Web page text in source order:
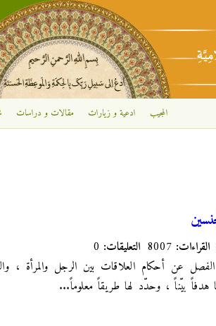
تجاوز إلى المحتوى الرئيسي
المجيب ادعية و زيارات مقالات و دراسات
القراءات: التعليقات:
عن أحكام العلاقات بين الرجل والمرأة ،
بيّناً ، وحدّد لها طريقاً معلوماً...